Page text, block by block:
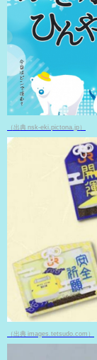
（出典 nsk-eki.pictona.jp）
（出典 images.tetsudo.com）